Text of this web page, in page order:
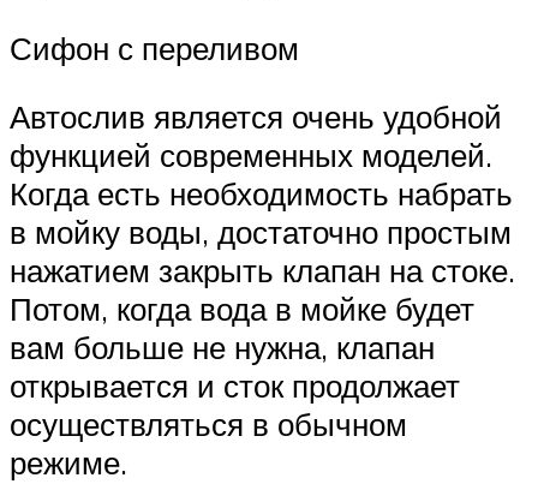
Сифон с переливом
Автослив является очень удобной
функцией современных моделей.
Когда есть необходимость набрать
в мойку воды, достаточно простым
нажатием закрыть клапан на стоке.
Потом, когда вода в мойке будет
вам больше не нужна, клапан
открывается и сток продолжает
осуществляться в обычном
режиме.